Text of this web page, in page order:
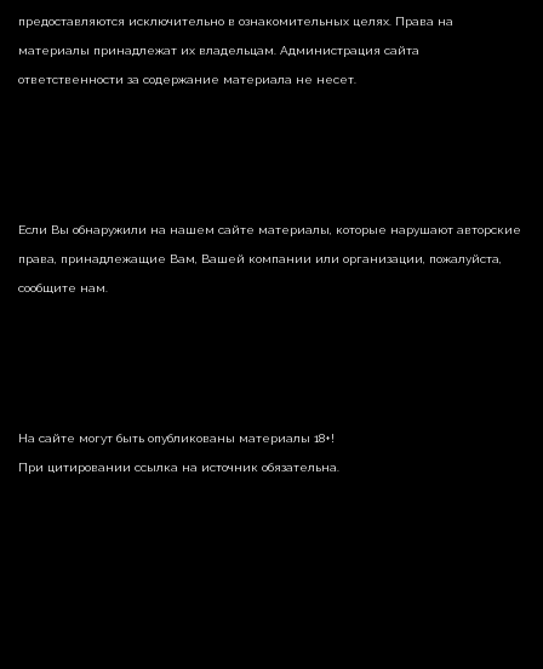
предоставляются исключительно в ознакомительных целях. Права на
материалы принадлежат их владельцам. Администрация сайта
ответственности за содержание материала не несет.
Если Вы обнаружили на нашем сайте материалы, которые нарушают авторские
права, принадлежащие Вам, Вашей компании или организации, пожалуйста,
сообщите нам.
На сайте могут быть опубликованы материалы 18+!
При цитировании ссылка на источник обязательна.